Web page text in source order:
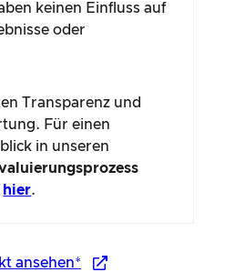
keinen Einfluss auf
oder
Transparenz und
Für einen
in unseren
hier.
ansehen*